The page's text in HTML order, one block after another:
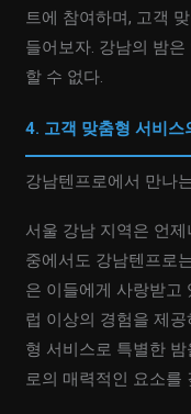
트에 참여하며, 고객
들어보자. 강남의 밤
할 수 없다.
4. 고객 맞춤형 서비스
강남텐프로에서 만나
서울 강남 지역은 언
중에서도 강남텐프로
은 이들에게 사랑받고
럽 이상의 경험을 제
형 서비스로 특별한
로의 매력적인 요소를